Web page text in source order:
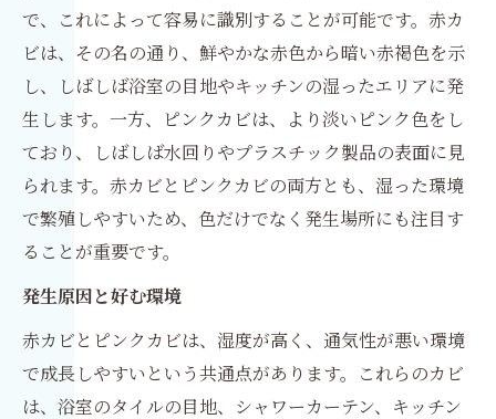
で、これによって容易に識別することが可能です。赤カ
ビは、その名の通り、鮮やかな赤色から暗い赤褐色を示
し、しばしば浴室の目地やキッチンの湿ったエリアに発
生します。一方、ピンクカビは、より淡いピンク色をし
ており、しばしば水回りやプラスチック製品の表面に見
られます。赤カビとピンクカビの両方とも、湿った環境
で繁殖しやすいため、色だけでなく発生場所にも注目す
ることが重要です。
発生原因と好む環境
赤カビとピンクカビは、湿度が高く、通気性が悪い環境
で成長しやすいという共通点があります。これらのカビ
は、浴室のタイルの目地、シャワーカーテン、キッチン